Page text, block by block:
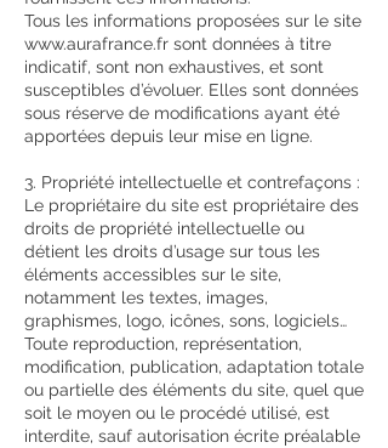
Tous les informations proposées sur le site
www.aurafrance.fr sont données à titre
indicatif, sont non exhaustives, et sont
susceptibles d’évoluer. Elles sont données
sous réserve de modifications ayant été
apportées depuis leur mise en ligne.
3. Propriété intellectuelle et contrefaçons :
Le propriétaire du site est propriétaire des
droits de propriété intellectuelle ou
détient les droits d’usage sur tous les
éléments accessibles sur le site,
notamment les textes, images,
graphismes, logo, icônes, sons, logiciels…
Toute reproduction, représentation,
modification, publication, adaptation totale
ou partielle des éléments du site, quel que
soit le moyen ou le procédé utilisé, est
interdite, sauf autorisation écrite préalable